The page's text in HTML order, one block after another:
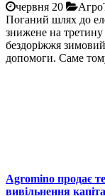
червня 20
Поганий шлях до
знижене на третину
бездоріжжя
допомоги. Саме
Agromino продає
вивільнення